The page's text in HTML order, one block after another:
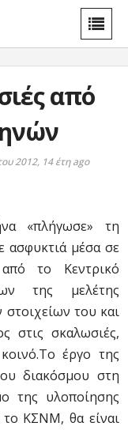
από
2012, 14 έτη ago
«πλήγωσε» τη
ασφυκτιά μέσα σε
το Κεντρικό
της μελέτης
του και
στις σκαλωσιές,
έργο της
διακόσμου στη
της υλοποίησης
το ΚΣΝΜ, θα είναι